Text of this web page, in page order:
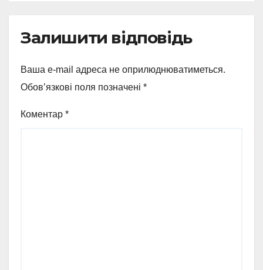
Залишити відповідь
Ваша e-mail адреса не оприлюднюватиметься.
Обов’язкові поля позначені *
Коментар *